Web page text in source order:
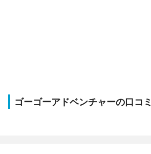
ゴーゴーアドベンチャーの口コミ